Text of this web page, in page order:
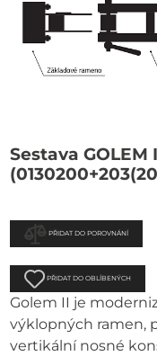
Sestava
PŘIDAT DO POROVNÁNÍ
PŘIDAT DO OBLÍBENÝCH
Golem II je
výklopných ramen,
vertikální nosné